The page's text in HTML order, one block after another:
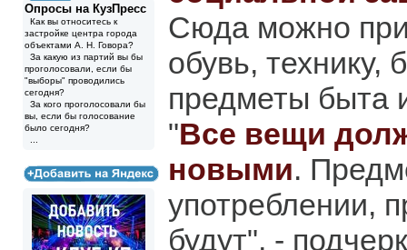
Опросы на КузПресс
Как вы относитесь к
застройке центра города
объектами А. Н. Говора?
За какую из партий вы бы
проголосовали, если бы
"выборы" проводились
сегодня?
За кого проголосовали бы
вы, если бы голосование
было сегодня?
Сюда можно
обувь,
предметы быта
"Все вещи
новыми.
употреблении,
будут", -